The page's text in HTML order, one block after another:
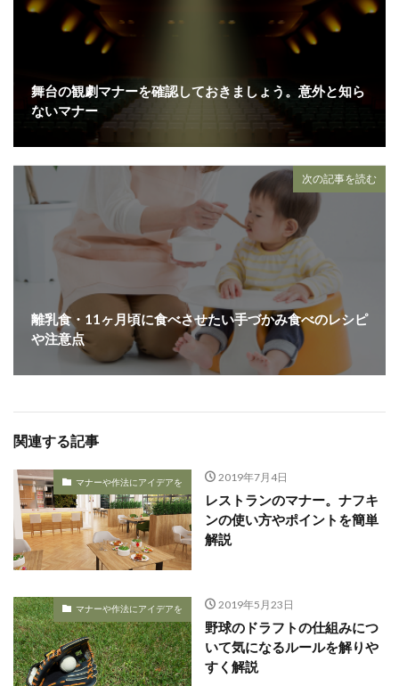
舞台の観劇マナーを確認しておきましょう。意外と知ら
ないマナー
次の記事を読む
離乳食・11ヶ月頃に食べさせたい手づかみ食べのレシピ
や注意点
関連する記事
マナーや作法にアイデアを 2019年7月4日
レストランのマナー。ナフキ
ンの使い方やポイントを簡単
解説
マナーや作法にアイデアを 2019年5月23日
野球のドラフトの仕組みにつ
いて気になるルールを解りや
すく解説